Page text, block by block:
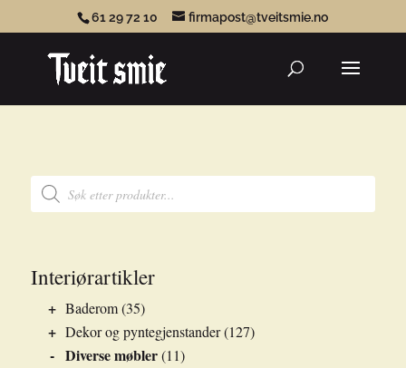
61 29 72 10 firmapost@tveitsmie.no
Products
search
Interiørartikler
+ Baderom(35)
+ Dekor og pyntegjenstander(127)
- Diverse møbler(11)